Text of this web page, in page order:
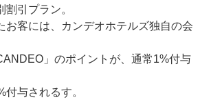
プラン。
には、カンデオホテルズ独自の会
」のポイントが、通常1%付与
されるす。